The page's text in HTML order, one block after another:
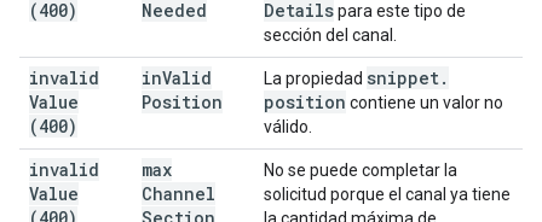
(400)
Needed
Detailspara este tipo de
sección del canal.
invalid
Value
(400)
inValid
Position
La propiedad snippet.
position contiene un valor no
válido.
invalid
Value
max
Channel
No se puede completar la
solicitud porque el canal ya tiene